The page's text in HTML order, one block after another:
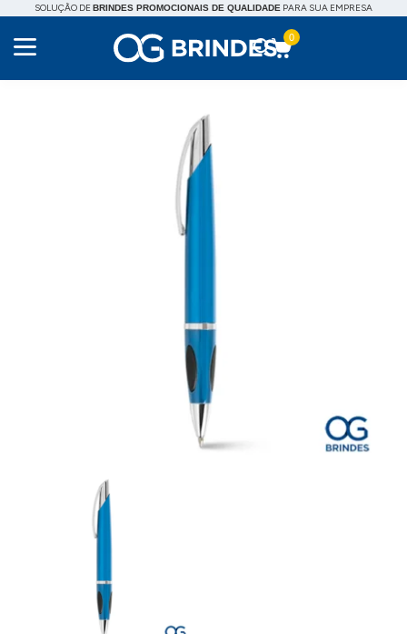
SOLUÇÃO DEBRINDES PROMOCIONAIS DE QUALIDADE PARA SUA EMPRESA
0